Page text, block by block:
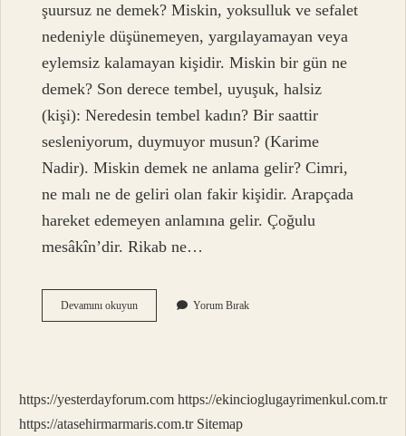
şuursuz ne demek? Miskin, yoksulluk ve sefalet
nedeniyle düşünemeyen, yargılayamayan veya
eylemsiz kalamayan kişidir. Miskin bir gün ne
demek? Son derece tembel, uyuşuk, halsiz
(kişi): Neredesin tembel kadın? Bir saattir
sesleniyorum, duymuyor musun? (Karime
Nadir). Miskin demek ne anlama gelir? Cimri,
ne malı ne de geliri olan fakir kişidir. Arapçada
hareket edemeyen anlamına gelir. Çoğulu
mesâkîn’dir. Rikab ne…
Devamını okuyunTdk
Sözlük
Yorum Bırak
https://yesterdayforum.com https://ekincioglugayrimenkul.com.tr
https://atasehirmarmaris.com.tr Sitemap